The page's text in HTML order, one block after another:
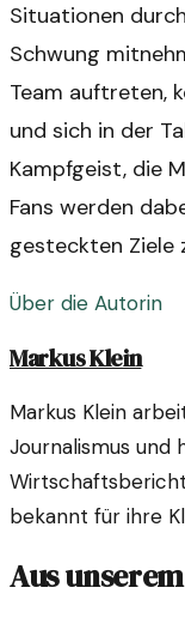
Situationen
Schwung
Team auftreten,
und sich in der
Kampfgeist, die
Fans werden
gesteckten Ziele
Über die Autorin
Markus Klein
Markus Klein
Journalismus und
bekannt für ihre
Aus